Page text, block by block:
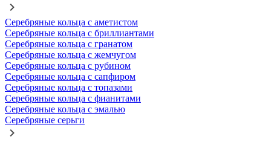
Серебряные кольца с аметистом
Серебряные кольца с бриллиантами
Серебряные кольца с гранатом
Серебряные кольца с жемчугом
Серебряные кольца с рубином
Серебряные кольца с сапфиром
Серебряные кольца с топазами
Серебряные кольца с фианитами
Серебряные кольца с эмалью
Серебряные серьги